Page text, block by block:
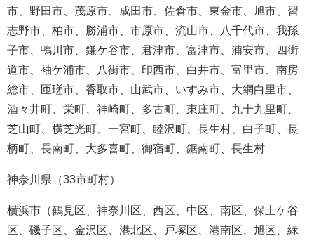
市、野田市、茂原市、成田市、佐倉市、東金市、旭市、習
志野市、柏市、勝浦市、市原市、流山市、八千代市、我孫
子市、鴨川市、鎌ケ谷市、君津市、富津市、浦安市、四街
道市、袖ケ浦市、八街市、印西市、白井市、富里市、南房
総市、匝瑳市、香取市、山武市、いすみ市、大網白里市、
酒々井町、栄町、神崎町、多古町、東庄町、九十九里町、
芝山町、横芝光町、一宮町、睦沢町、長生村、白子町、長
柄町、長南町、大多喜町、御宿町、鋸南町、長生村
神奈川県（33市町村）
横浜市（鶴見区、神奈川区、西区、中区、南区、保土ケ谷
区、磯子区、金沢区、港北区、戸塚区、港南区、旭区、緑